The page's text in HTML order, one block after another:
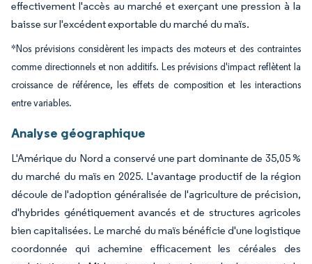
effectivement l'accès au marché et exerçant une pression à la
baisse sur l'excédent exportable du marché du maïs.
*Nos prévisions considèrent les impacts des moteurs et des contraintes
comme directionnels et non additifs. Les prévisions d'impact reflètent la
croissance de référence, les effets de composition et les interactions
entre variables.
Analyse géographique
L'Amérique du Nord a conservé une part dominante de 35,05 %
du marché du maïs en 2025. L'avantage productif de la région
découle de l'adoption généralisée de l'agriculture de précision,
d'hybrides génétiquement avancés et de structures agricoles
bien capitalisées. Le marché du maïs bénéficie d'une logistique
coordonnée qui achemine efficacement les céréales des